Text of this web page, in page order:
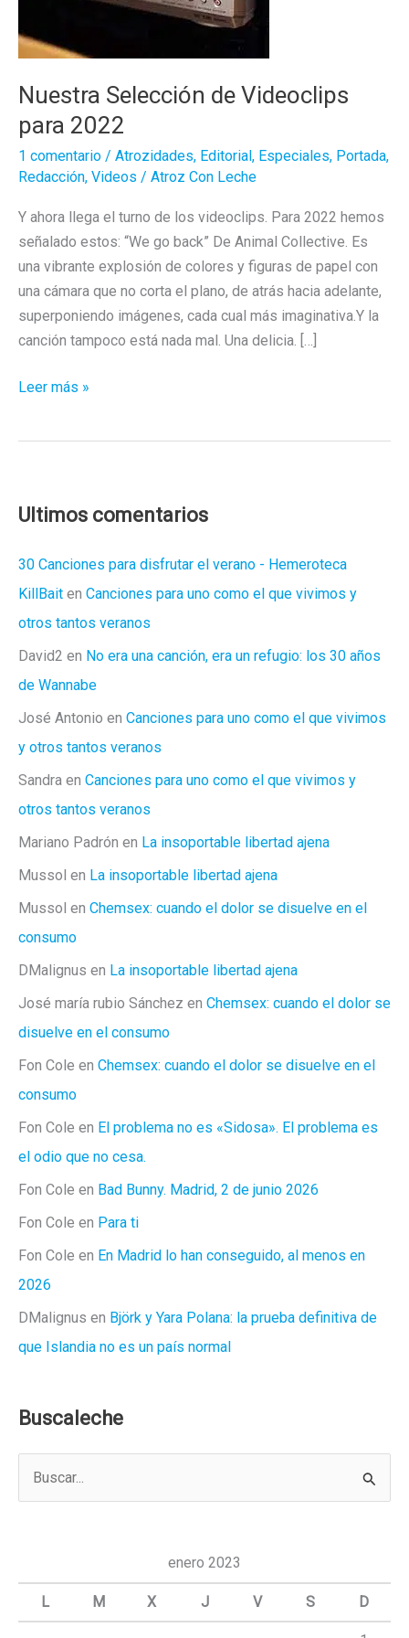
Nuestra Selección de Videoclips
para 2022
1 comentario / Atrozidades, Editorial , Especiales, Portada,
Redacción, Videos / Atroz Con Leche
Y ahora llega el turno de los videoclips. Para 2022 hemos
señalado estos: “We go back” De Animal Collective. Es
una vibrante explosión de colores y figuras de papel con
una cámara que no corta el plano, de atrás hacia adelante,
superponiendo imágenes, cada cual más imaginativa.Y la
canción tampoco está nada mal. Una delicia. […]
Nuestra
2022
Leer más »
Ultimos comentarios
30 Canciones para disfrutar el verano - Hemeroteca
KillBait en Canciones para uno como el que vivimos y
otros tantos veranos
David2 en No era una canción, era un refugio: los 30 años
de Wannabe
José Antonio en Canciones para uno como el que vivimos
y otros tantos veranos
Sandra en Canciones para uno como el que vivimos y
otros tantos veranos
Mariano Padrón en La insoportable libertad ajena
Mussol en La insoportable libertad ajena
Mussol en Chemsex: cuando el dolor se disuelve en el
consumo
DMalignus en La insoportable libertad ajena
José maría rubio Sánchez en Chemsex: cuando el dolor se
disuelve en el consumo
Fon Cole en Chemsex: cuando el dolor se disuelve en el
consumo
Fon Cole en El problema no es «Sidosa». El problema es
el odio que no cesa.
Fon Cole en Bad Bunny. Madrid, 2 de junio 2026
Fon Cole en Para ti
Fon Cole en En Madrid lo han conseguido, al menos en
2026
DMalignus en Björk y Yara Polana: la prueba definitiva de
que Islandia no es un país normal
Buscaleche
a
enero 2023
L M X J V S D